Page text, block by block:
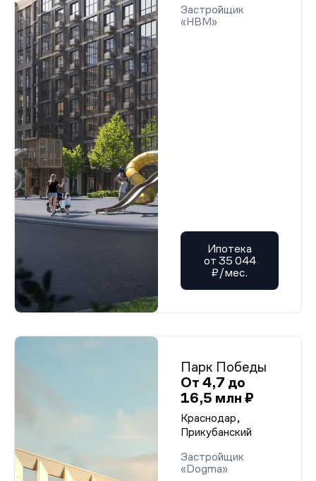
Застройщик
«НВМ»
Ипотека
от 35 044
₽/мес.
Парк Победы
От 4,7 до
16,5 млн ₽
Краснодар,
Прикубанский
Застройщик
«Dogma»